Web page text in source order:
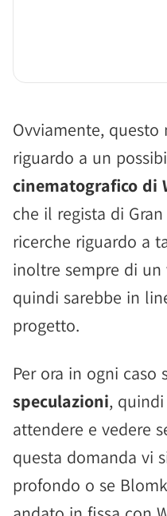
Ovviamente,
riguardo a un
cinematografico di
che il regista di
ricerche riguardo a
inoltre sempre di
quindi sarebbe in
progetto.
Per ora in ogni caso
speculazioni,
attendere e vedere
questa domanda vi
profondo o se